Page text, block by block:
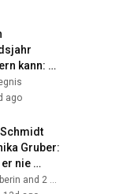
kann:
aus
Alaska
und
ago
Gruber:
nie
and 2 more